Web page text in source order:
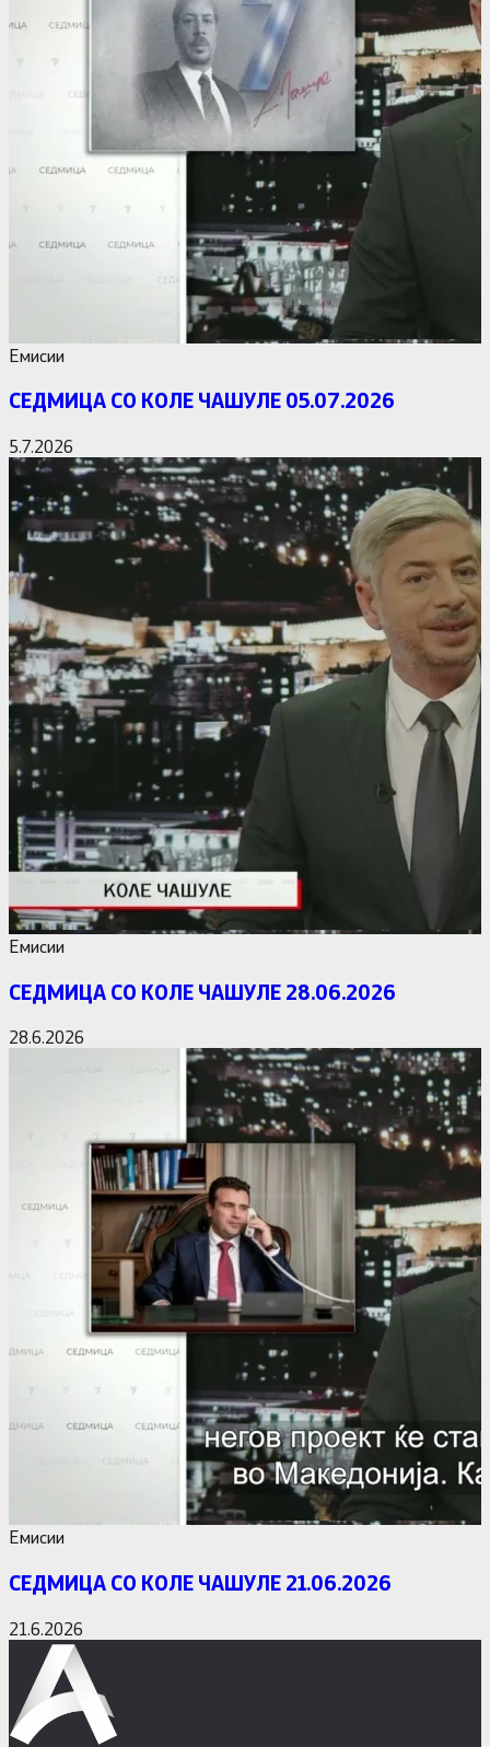
Емисии
СЕДМИЦА СО КОЛЕ ЧАШУЛЕ 05.07.2026
5.7.2026
Емисии
СЕДМИЦА СО КОЛЕ ЧАШУЛЕ 28.06.2026
28.6.2026
Емисии
СЕДМИЦА СО КОЛЕ ЧАШУЛЕ 21.06.2026
21.6.2026